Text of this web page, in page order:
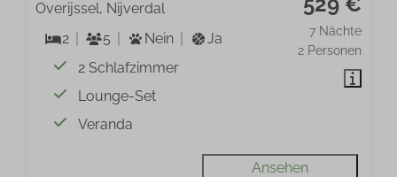
7 Nächte
2 Personen
Overijssel, Nijverdal
2
5 Nein
Ja
2 Schlafzimmer
Lounge-Set
Veranda
Ansehen